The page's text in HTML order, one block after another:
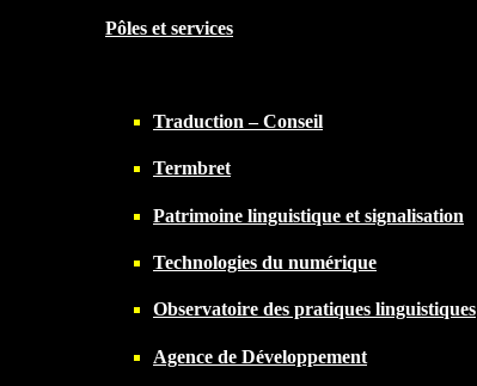
Pôles et services
Traduction – Conseil
Termbret
Patrimoine linguistique et signalisation
Technologies du numérique
Observatoire des pratiques linguistiques
Agence de Développement